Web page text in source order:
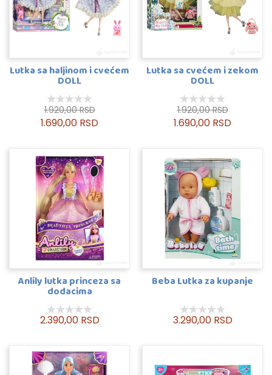
Lutka sa haljinom i cvećem
DOLL
1.920,00 RSD
1.690,00 RSD
Lutka sa cvećem i zekom
DOLL
1.920,00 RSD
1.690,00 RSD
Anlily lutka princeza sa
dodacima
2.390,00 RSD
Beba Lutka za kupanje
3.290,00 RSD